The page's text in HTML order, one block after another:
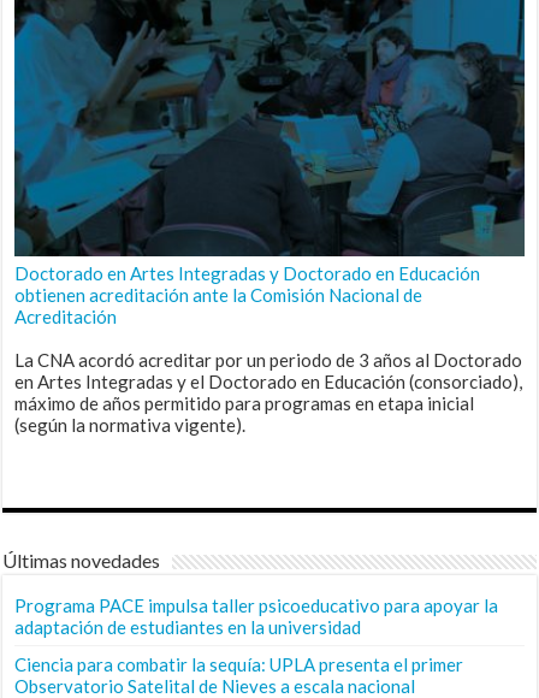
Doctorado en Artes Integradas y Doctorado en Educación
obtienen acreditación ante la Comisión Nacional de
Acreditación
La CNA acordó acreditar por un periodo de 3 años al Doctorado
en Artes Integradas y el Doctorado en Educación (consorciado),
máximo de años permitido para programas en etapa inicial
(según la normativa vigente).
Últimas novedades
Programa PACE impulsa taller psicoeducativo para apoyar la
adaptación de estudiantes en la universidad
Ciencia para combatir la sequía: UPLA presenta el primer
Observatorio Satelital de Nieves a escala nacional